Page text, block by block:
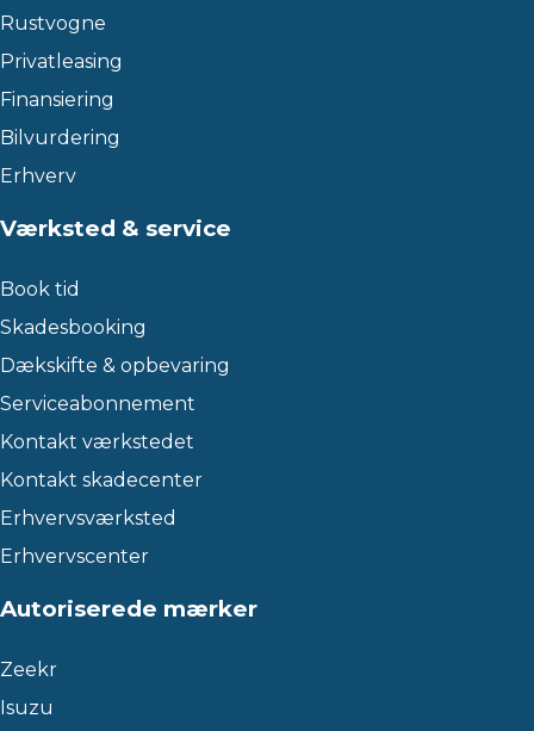
Rustvogne
Privatleasing
Finansiering
Bilvurdering
Erhverv
Værksted & service
Book tid
Skadesbooking
Dækskifte & opbevaring
Serviceabonnement
Kontakt værkstedet
Kontakt skadecenter
Erhvervsværksted
Erhvervscenter
Autoriserede mærker
Zeekr
Isuzu